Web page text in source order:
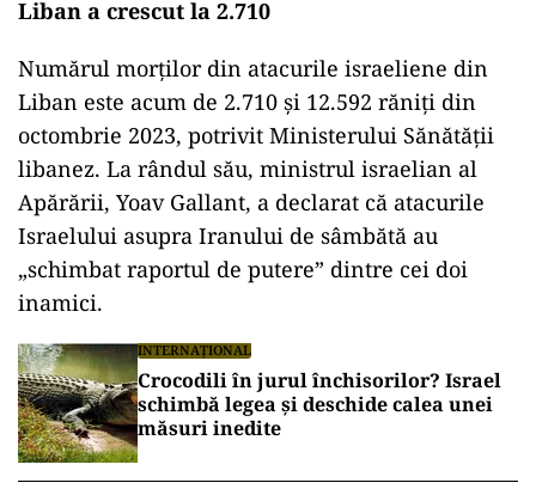
Liban a crescut la 2.710
Numărul morților din atacurile israeliene din
Liban este acum de 2.710 și 12.592 răniți din
octombrie 2023, potrivit Ministerului Sănătății
libanez. La rândul său, ministrul israelian al
Apărării, Yoav Gallant, a declarat că atacurile
Israelului asupra Iranului de sâmbătă au
„schimbat raportul de putere” dintre cei doi
inamici.
INTERNAȚIONAL
Crocodili în jurul închisorilor? Israel
schimbă legea și deschide calea unei
măsuri inedite